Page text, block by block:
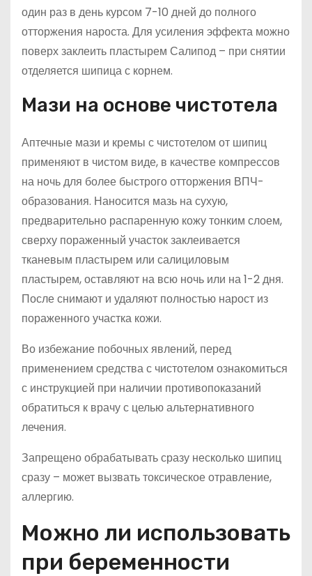
один раз в день курсом 7-10 дней до полного
отторжения нароста. Для усиления эффекта можно
поверх заклеить пластырем Салипод – при снятии
отделяется шипица с корнем.
Мази на основе чистотела
Аптечные мази и кремы с чистотелом от шипиц
применяют в чистом виде, в качестве компрессов
на ночь для более быстрого отторжения ВПЧ-
образования. Наносится мазь на сухую,
предварительно распаренную кожу тонким слоем,
сверху пораженный участок заклеивается
тканевым пластырем или салициловым
пластырем, оставляют на всю ночь или на 1-2 дня.
После снимают и удаляют полностью нарост из
пораженного участка кожи.
Во избежание побочных явлений, перед
применением средства с чистотелом ознакомиться
с инструкцией при наличии противопоказаний
обратиться к врачу с целью альтернативного
лечения.
Запрещено обрабатывать сразу несколько шипиц
сразу – может вызвать токсическое отравление,
аллергию.
Можно ли использовать
при беременности